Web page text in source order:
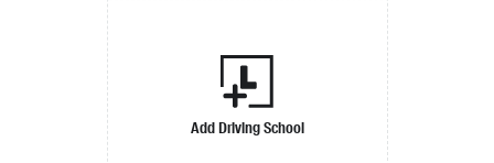
Add Driving School